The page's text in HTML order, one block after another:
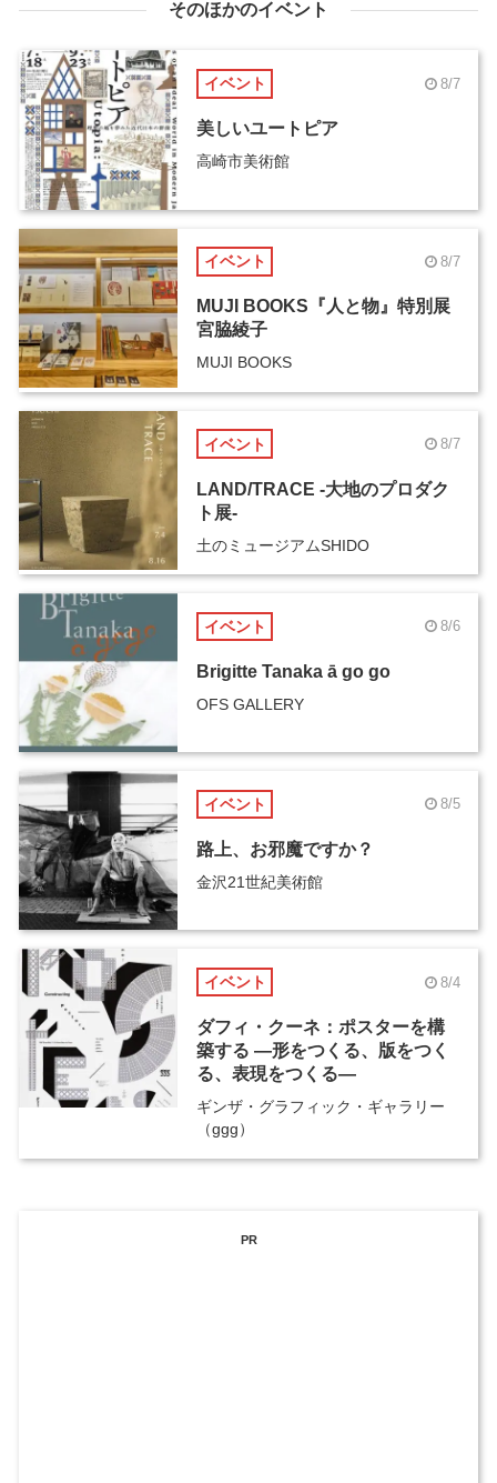
そのほかのイベント
イベント 8/7
美しいユートピア
高崎市美術館
イベント 8/7
MUJI BOOKS『人と物』特別展
宮脇綾子
MUJI BOOKS
イベント 8/7
LAND/TRACE -大地のプロダク
ト展-
土のミュージアムSHIDO
イベント 8/6
Brigitte Tanaka ā go go
OFS GALLERY
イベント 8/5
路上、お邪魔ですか？
金沢21世紀美術館
イベント 8/4
ダフィ・クーネ：ポスターを構
築する ―形をつくる、版をつく
る、表現をつくる―
ギンザ・グラフィック・ギャラリー
（ggg）
PR